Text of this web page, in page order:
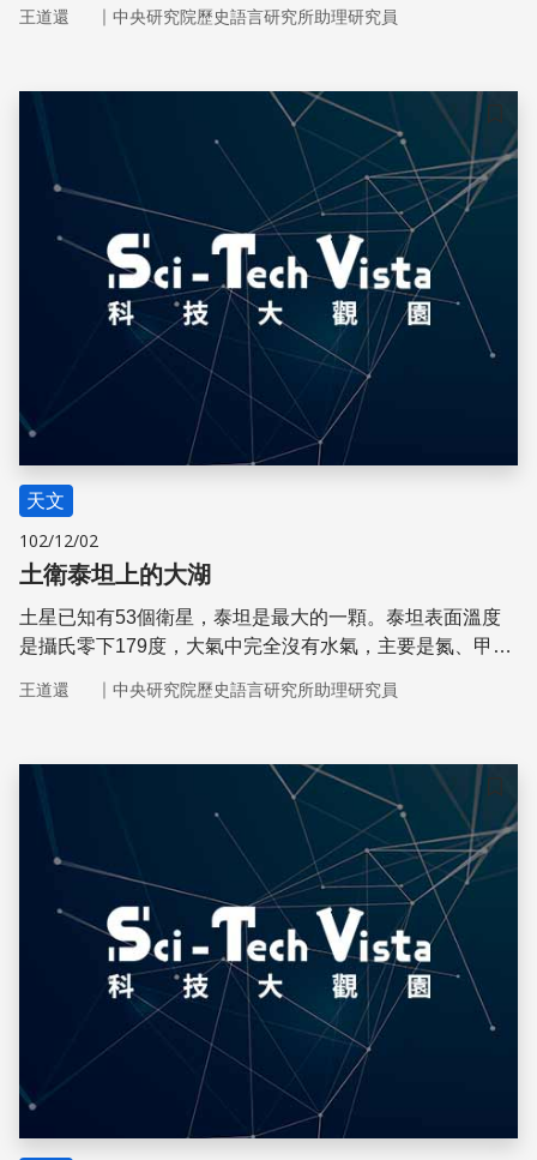
王道還 ｜ 中央研究院歷史語言研究所助理研究員
儲存
天文
102/12/02
土衛泰坦上的大湖
土星已知有53個衛星，泰坦是最大的一顆。泰坦表面溫度
是攝氏零下179度，大氣中完全沒有水氣，主要是氮、甲
王道還 ｜ 中央研究院歷史語言研究所助理研究員
儲存